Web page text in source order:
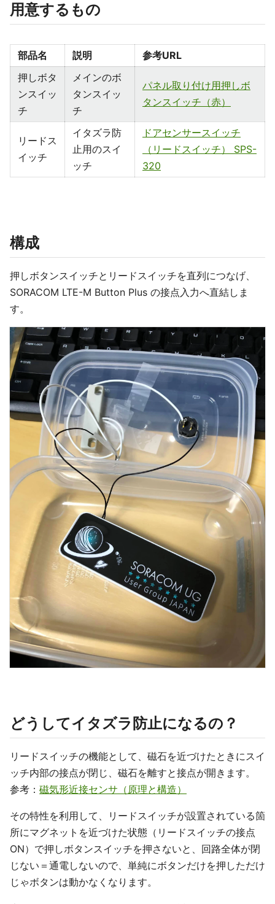
用意するもの
部品名 説明
参考URL
押しボタ
ンスイッ
チ
メインのボ
タンスイッ
チ
パネル取り付け用押しボ
タンスイッチ（赤）
リードス
イッチ
イタズラ防
止用のスイ
ッチ
ドアセンサースイッチ
（リードスイッチ） SPS-
320
構成
押しボタンスイッチとリードスイッチを直列につなげ、
SORACOM LTE-M Button Plus の接点入力へ直結しま
す。
どうしてイタズラ防止になるの？
リードスイッチの機能として、磁石を近づけたときにスイ
ッチ内部の接点が閉じ、磁石を離すと接点が開きます。
参考： 磁気形近接センサ（原理と構造）
その特性を利用して、リードスイッチが設置されている箇
所にマグネットを近づけた状態（リードスイッチの接点
ON）で押しボタンスイッチを押さないと、回路全体が閉
じない＝通電しないので、単純にボタンだけを押しただけ
じゃボタンは動かなくなります。